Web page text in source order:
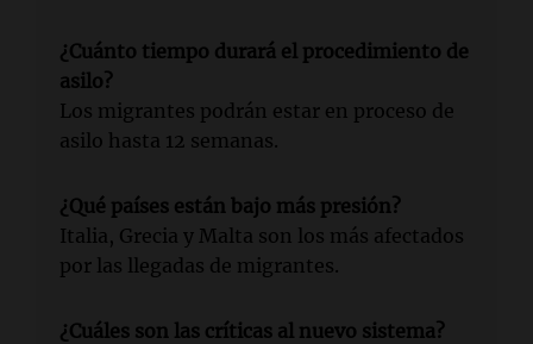
¿Cuánto tiempo durará el procedimiento de
asilo?
Los migrantes podrán estar en proceso de
asilo hasta 12 semanas.
¿Qué países están bajo más presión?
Italia, Grecia y Malta son los más afectados
por las llegadas de migrantes.
¿Cuáles son las críticas al nuevo sistema?